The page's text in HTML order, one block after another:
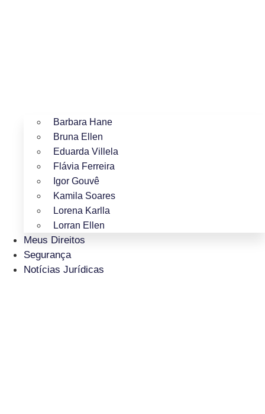
Barbara Hane
Bruna Ellen
Eduarda Villela
Flávia Ferreira
Igor Gouvê
Kamila Soares
Lorena Karlla
Lorran Ellen
Meus Direitos
Segurança
Notícias Jurídicas